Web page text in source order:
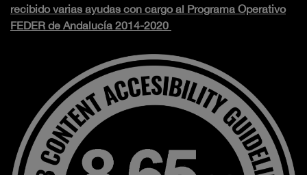
recibido varias ayudas con cargo al Programa Operativo
FEDER de Andalucía 2014-2020